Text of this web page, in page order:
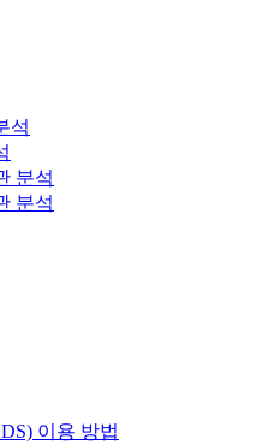
석
분석
분석
이용 방법